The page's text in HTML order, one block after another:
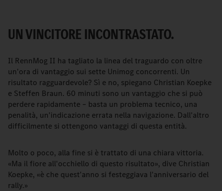
UN VINCITORE INCONTRASTATO.
Il RennMog II ha tagliato la linea del traguardo con oltre
un'ora di vantaggio sui sette Unimog concorrenti. Un
risultato ragguardevole? Sì e no, spiegano Christian Koepke
e Steffen Braun. 60 minuti sono un vantaggio che si può
perdere rapidamente – basta un problema tecnico, una
penalità, un'indicazione errata nella navigazione. Dall'altro
difficilmente si ottengono vantaggi di questa entità.
Molto o poco, alla fine si è trattato di una chiara vittoria.
«Ma il fiore all'occhiello di questo risultato», dive Christian
Koepke, «è che quest'anno si festeggiava l'anniversario del
rally.»